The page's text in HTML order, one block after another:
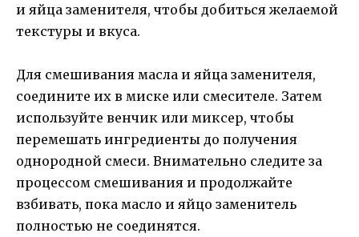
и яйца заменителя, чтобы добиться желаемой
текстуры и вкуса.
Для смешивания масла и яйца заменителя,
соедините их в миске или смесителе. Затем
используйте венчик или миксер, чтобы
перемешать ингредиенты до получения
однородной смеси. Внимательно следите за
процессом смешивания и продолжайте
взбивать, пока масло и яйцо заменитель
полностью не соединятся.